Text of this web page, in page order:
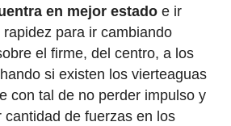
en mejor estadoe ir
para ir cambiando
el firme, del centro, a los
si existen los vierteaguas
con tal de no perder impulso y
cantidad de fuerzas en los